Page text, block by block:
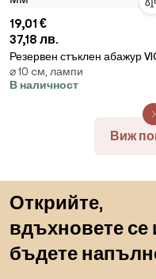
19,01 €
37,18 лв.
Резервен стъклен абажур
E27 170x100 мм
⌀ 10 cм, лампи
В наличност
Виж
Открийте,
вдъхновете се
бъдете